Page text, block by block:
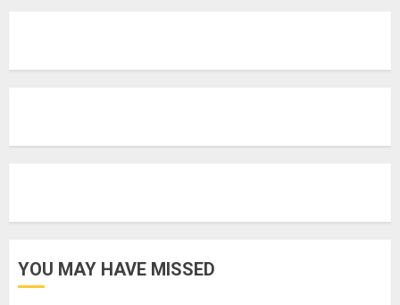
YOU MAY HAVE MISSED